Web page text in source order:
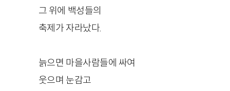
그 위에 백성들의
축제가 자라났다.
늙으면 마을사람들에 싸여
웃으며 눈감고